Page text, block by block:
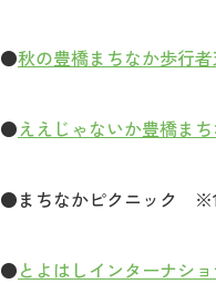
●秋の豊橋まちなか歩行
●ええじゃないか豊橋ま
●まちなかピクニック
●とよはしインターナシ